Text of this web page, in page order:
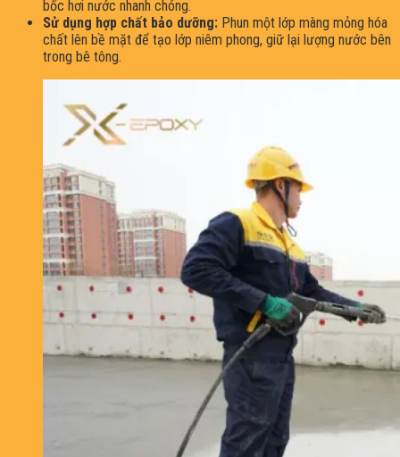
bốc hơi nước nhanh chóng.
Sử dụng hợp chất bảo dưỡng: Phun một lớp màng mỏng hóa
chất lên bề mặt để tạo lớp niêm phong, giữ lại lượng nước bên
trong bê tông.